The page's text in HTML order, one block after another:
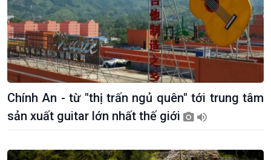
Chính An - từ "thị trấn ngủ quên" tới trung tâm
sản xuất guitar lớn nhất thế giới